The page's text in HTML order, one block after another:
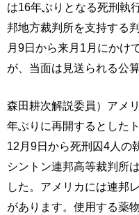
は16年ぶりとなる死刑執
邦地方裁判所を支持する
月9日から来月1月にかけ
が、当面は見送られる公
森田耕次解説委員）アメ
年ぶりに再開するとした
12月9日から死刑囚4人の
シントン連邦高等裁判所
した。アメリカには連邦
があります。使用する薬